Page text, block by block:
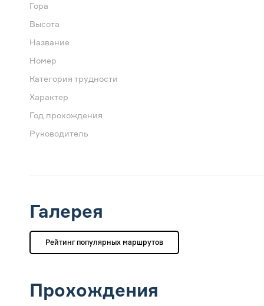
Гора
Высота
Название
Номер
Категория трудности
Характер
Год прохождения
Руководитель
Галерея
Рейтинг популярных маршрутов
Прохождения